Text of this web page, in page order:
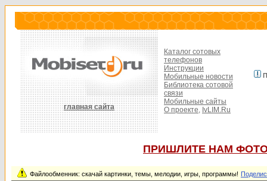
главная сайта
Каталог сотовых
телефонов
Инструкции
Мобильные новости
Библиотека сотовой
связи
Мобильные сайты
О проекте, IvLIM.Ru
ПРИШЛИТЕ НАМ
Файлообменник: скачай картинки, темы, мелодии, игры, программы!